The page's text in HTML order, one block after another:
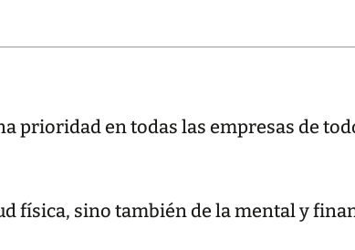
prioridad en todas las empresas de
física, sino también de la mental y